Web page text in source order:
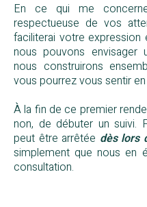
En ce qui me
respectueuse de vos
faciliterai votre expression
nous pouvons envisager
nous construirons
vous pourrez vous sentir en
À la fin de ce premier
non, de débuter un suivi.
peut être arrêtée dès lors
simplement que nous en
consultation.